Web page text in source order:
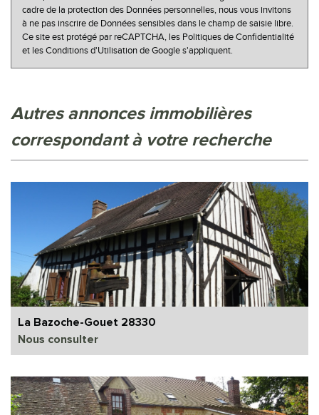
cadre de la protection des Données personnelles, nous vous invitons
à ne pas inscrire de Données sensibles dans le champ de saisie libre.
Ce site est protégé par reCAPTCHA, les Politiques de Confidentialité
et les Conditions d'Utilisation de Google s'appliquent.
autres annonces immobilières
correspondant à votre recherche
La Bazoche-Gouet 28330
Nous consulter